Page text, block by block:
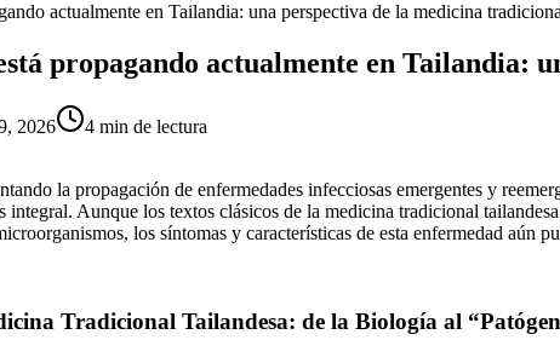
actualmente en Tailandia: una perspectiva de la medicina
propagando actualmente en Tailandia:
2026 4 min de lectura
la propagación de enfermedades infecciosas emergentes y
integral. Aunque los textos clásicos de la medicina tradicional
los síntomas y características de esta enfermedad aún
Tradicional Tailandesa: de la Biología al